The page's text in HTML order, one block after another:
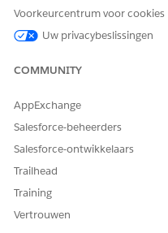
Voert deze actie een of meer
aanwijzingssjablonen uit?
Voorkeurcentrum voor cookies
Uw privacybeslissingen
COMMUNITY
AppExchange
Salesforce-beheerders
Salesforce-ontwikkelaars
Trailhead
Training
Vertrouwen